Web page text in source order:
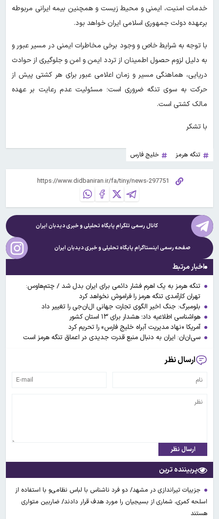
خدمات امنیت، ایمنی و محیط زیست و همچنین بیمه ایرانی مربوطه
برعهده دولت جمهوری اسلامی ایران خواهد بود.
با توجه به شرایط خاص و وجود برخی مخاطرات ایمنی در مسیر عبور و
به دلیل لزوم حصول اطمینان از تردد ایمن و امن و جلوگیری از حوادث
دریایی، هماهنگی مسیر و زمان اعلامی عبور برای هر کشتی پیش از
حرکت به سوی تنگه ضروری است؛ مسئولیت عدم رعایت بر عهده
مالک کشتی است.
با تشکر
تنگه هرمز خلیج فارس
کانال رسمی تلگرام پایگاه تحلیلی و خبریدیدبان ایران
صفحه رسمی اینستاگرام پایگاه تحلیلی و خبریدیدبان ایران
اخبار مرتبط
تنگه هرمز به یک اهرم فشار دائمی برای ایران بدل شد / چتم‌هاوس:
تهران کارآمدی تنگه هرمز را فراموش نخواهد کرد
بلومبرگ: جنگ اخیر الگوی تجارت جهانی ال‌ان‌جی را تغییر داد
هواشناسی اطلاعیه داد؛ هشدار برای ۱۳ استان کشور
آمریکا «نهاد مدیریت آبراه خلیج فارس» را تحریم کرد
سی‌ان‌ان: ایران به دنبال منبع قدرت جدیدی در اعماق تنگه هرمز است
ارسال نظر
ارسال نظر
پربیننده ترین
جزییات تیراندازی در مشهد/ دو فرد ناشناس با لباس نظامی‌و با استفاده از
اسلحه کمری، شماری از بسیجیان را مورد هدف قرار دادند/ ضاربین متواری
هستند